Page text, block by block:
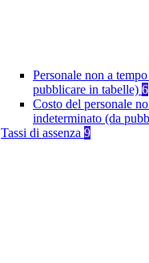
Personale non a
pubblicare in tabelle) 6
Costo del personale
indeterminato (da
Tassi di assenza 9